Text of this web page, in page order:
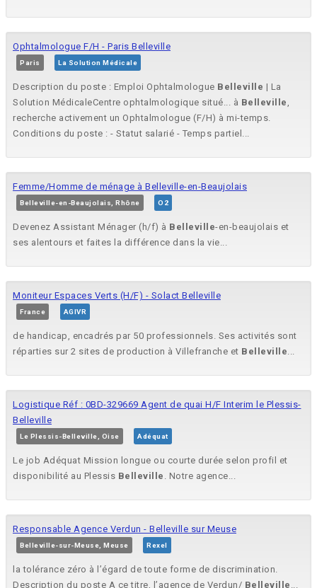
Ophtalmologue F/H - Paris Belleville
Paris La Solution Médicale
Description du poste : Emploi Ophtalmologue Belleville | La
Solution MédicaleCentre ophtalmologique situé... à Belleville,
recherche activement un Ophtalmologue (F/H) à mi-temps.
Conditions du poste : - Statut salarié - Temps partiel...
Femme/Homme de ménage à Belleville-en-Beaujolais
Belleville-en-Beaujolais, Rhône O2
Devenez Assistant Ménager (h/f) à Belleville-en-beaujolais et
ses alentours et faites la différence dans la vie...
Moniteur Espaces Verts (H/F) - Solact Belleville
France AGIVR
de handicap, encadrés par 50 professionnels. Ses activités sont
réparties sur 2 sites de production à Villefranche et Belleville...
Logistique Réf : 0BD-329669 Agent de quai H/F Interim le Plessis-
Belleville
Le Plessis-Belleville, Oise Adéquat
Le job Adéquat Mission longue ou courte durée selon profil et
disponibilité au Plessis Belleville . Notre agence...
Responsable Agence Verdun - Belleville sur Meuse
Belleville-sur-Meuse, Meuse Rexel
la tolérance zéro à l’égard de toute forme de discrimination.
Description du poste A ce titre, l’agence de Verdun/ Belleville ...